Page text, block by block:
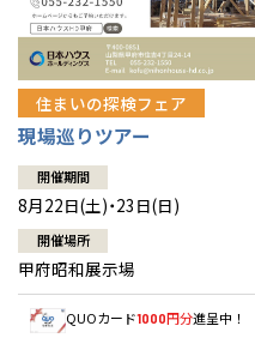
住まいの探検フェア
現場巡りツアー
開催期間
8月22日(土)・23日(日)
開催場所
甲府昭和展示場
QUOカード1000円分進呈中！